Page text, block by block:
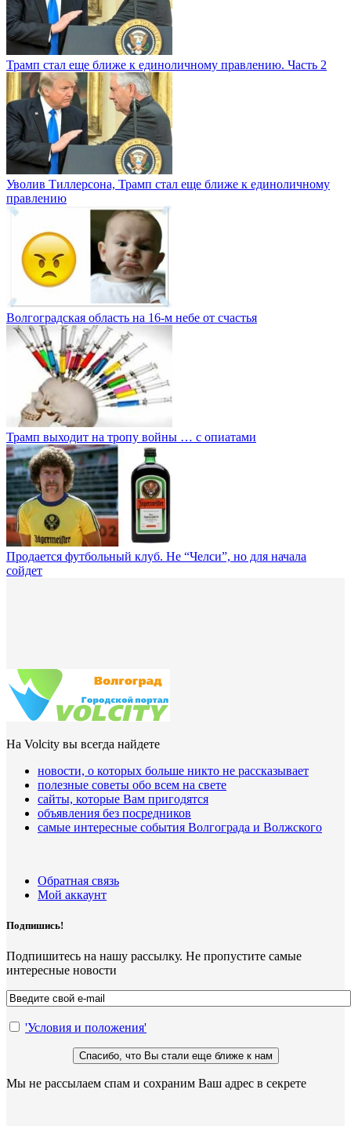
Трамп стал еще ближе к единоличному правлению. Часть 2
Уволив Тиллерсона, Трамп стал еще ближе к единоличному
правлению
Волгоградская область на 16-м небе от счастья
Трамп выходит на тропу войны … с опиатами
Продается футбольный клуб. Не “Челси”, но для начала
сойдет
На Volcity вы всегда найдете
новости, о которых больше никто не рассказывает
полезные советы обо всем на свете
сайты, которые Вам пригодятся
объявления без посредников
самые интересные события Волгограда и Волжского
Обратная связь
Мой аккаунт
Подпишись!
Подпишитесь на нашу рассылку. Не пропустите самые
интересные новости
'Условия и положения'
Мы не рассылаем спам и сохраним Ваш адрес в секрете